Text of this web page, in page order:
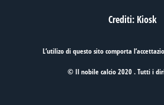
Crediti: Kiosk
L’utilizo di questo sito comporta
© Il nobile calcio 2020 . Tutti i